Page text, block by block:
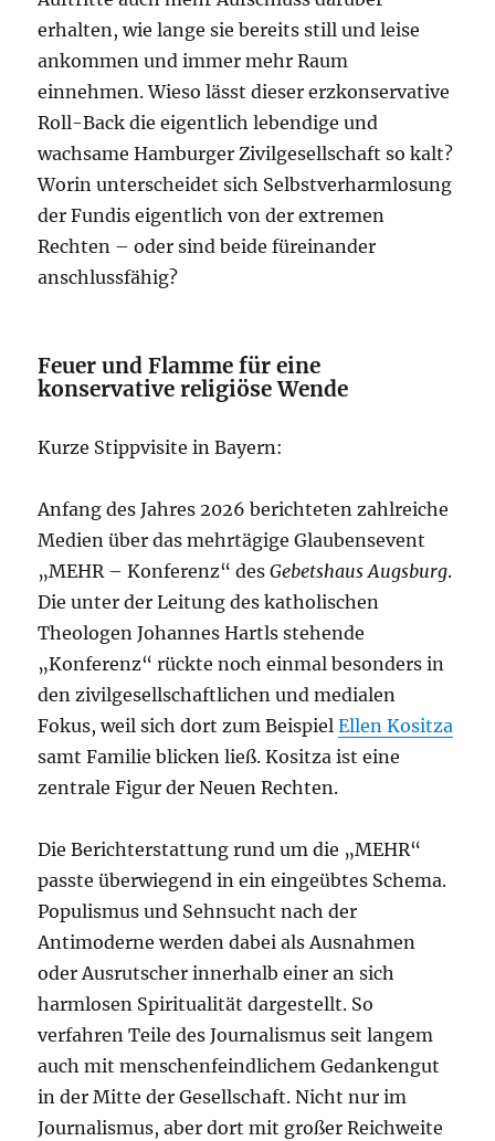
erhalten, wie lange sie bereits still und leise
ankommen und immer mehr Raum
einnehmen. Wieso lässt dieser erzkonservative
Roll-Back die eigentlich lebendige und
wachsame Hamburger Zivilgesellschaft so kalt?
Worin unterscheidet sich Selbstverharmlosung
der Fundis eigentlich von der extremen
Rechten – oder sind beide füreinander
anschlussfähig?
Feuer und Flamme für eine
konservative religiöse Wende
Kurze Stippvisite in Bayern:
Anfang des Jahres 2026 berichteten zahlreiche
Medien über das mehrtägige Glaubensevent
„MEHR – Konferenz“ desGebetshaus Augsburg.
Die unter der Leitung des katholischen
Theologen Johannes Hartls stehende
„Konferenz“ rückte noch einmal besonders in
den zivilgesellschaftlichen und medialen
Fokus, weil sich dort zum BeispielEllen Kositza
samt Familie blicken ließ. Kositza ist eine
zentrale Figur der Neuen Rechten.
Die Berichterstattung rund um die „MEHR“
passte überwiegend in ein eingeübtes Schema.
Populismus und Sehnsucht nach der
Antimoderne werden dabei als Ausnahmen
oder Ausrutscher innerhalb einer an sich
harmlosen Spiritualität dargestellt. So
verfahren Teile des Journalismus seit langem
auch mit menschenfeindlichem Gedankengut
in der Mitte der Gesellschaft. Nicht nur im
Journalismus, aber dort mit großer Reichweite